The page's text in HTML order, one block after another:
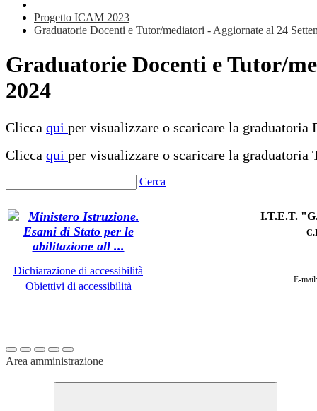
Progetto ICAM 2023
Graduatorie Docenti e Tutor/mediatori - Aggiornate al 24
Graduatorie Docenti e Tutor/
2024
Clicca qui per visualizzare o scaricare la
Clicca qui per visualizzare o scaricare la
Cerca
Dichiarazione di accessibilità
Obiettivi di accessibilità
I.T.E.T.
C
E-
Area amministrazione